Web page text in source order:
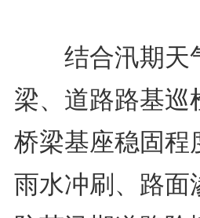
结合汛期天
梁、道路路基巡
桥梁基座稳固程
雨水冲刷、路面